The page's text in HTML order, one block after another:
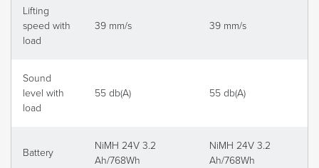
Lifting
speed with
load
39 mm/s 39 mm/s
Sound
level with
load
55 db(A) 55 db(A)
Battery
NiMH 24V 3.2
Ah/768Wh
NiMH 24V 3.2
Ah/768Wh